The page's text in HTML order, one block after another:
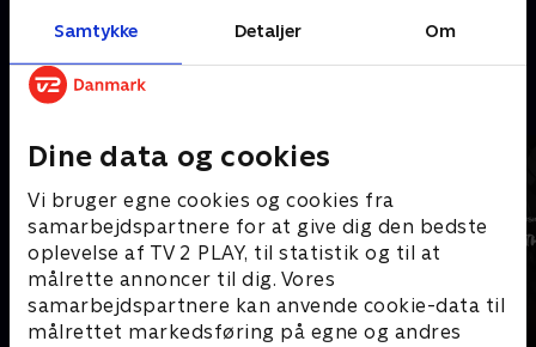
Samtykke Detaljer Om
Dine data og cookies
Vi bruger egne cookies og cookies fra
samarbejdspartnere for at give dig den bedste
oplevelse af TV 2 PLAY, til statistik og til at
målrette annoncer til dig. Vores
samarbejdspartnere kan anvende cookie-data til
målrettet markedsføring på egne og andres
Kræver tilkøb
Mere indhold fra Disney+